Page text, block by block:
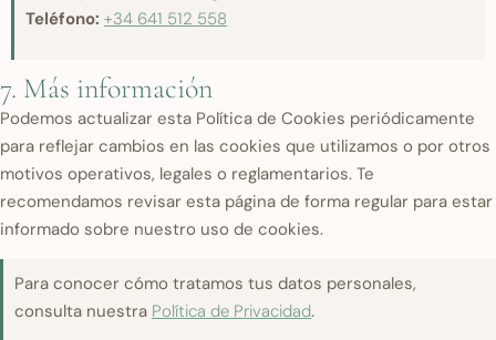
Teléfono: +34 641 512 558
7. Más información
Podemos actualizar esta Política de Cookies periódicamente
para reflejar cambios en las cookies que utilizamos o por otros
motivos operativos, legales o reglamentarios. Te
recomendamos revisar esta página de forma regular para estar
informado sobre nuestro uso de cookies.
Para conocer cómo tratamos tus datos personales,
consulta nuestra Política de Privacidad.